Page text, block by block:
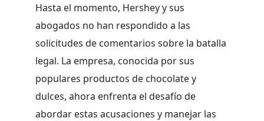
Hasta el momento, Hershey y sus
abogados no han respondido a las
solicitudes de comentarios sobre la batalla
legal. La empresa, conocida por sus
populares productos de chocolate y
dulces, ahora enfrenta el desafío de
abordar estas acusaciones y manejar las